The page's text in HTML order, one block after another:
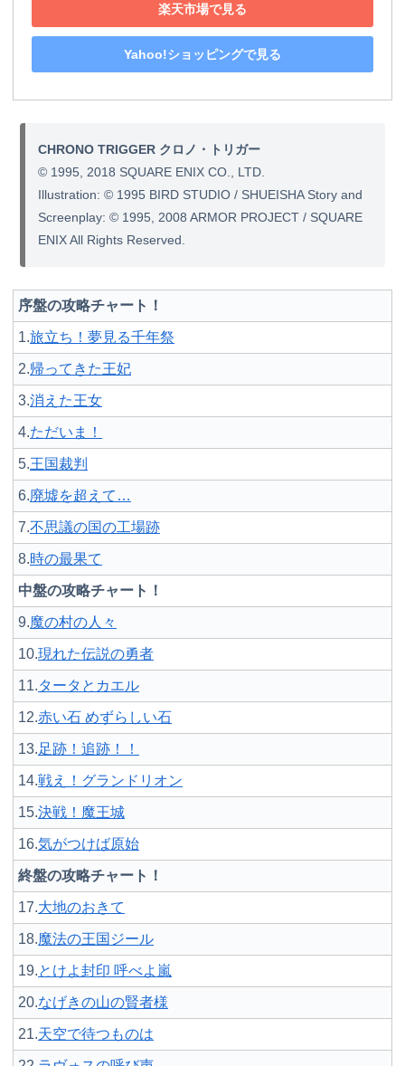
楽天市場で見る
Yahoo!ショッピングで見る
CHRONO TRIGGER クロノ・トリガー
© 1995, 2018 SQUARE ENIX CO., LTD.
Illustration: © 1995 BIRD STUDIO / SHUEISHA Story and
Screenplay: © 1995, 2008 ARMOR PROJECT / SQUARE
ENIX All Rights Reserved.
序盤の攻略チャート！
1.旅立ち！夢見る千年祭
2.帰ってきた王妃
3.消えた王女
4.ただいま！
5.王国裁判
6.廃墟を超えて…
7.不思議の国の工場跡
8.時の最果て
中盤の攻略チャート！
9.魔の村の人々
10.現れた伝説の勇者
11.タータとカエル
12.赤い石 めずらしい石
13.足跡！追跡！！
14.戦え！グランドリオン
15.決戦！魔王城
16.気がつけば原始
終盤の攻略チャート！
17.大地のおきて
18.魔法の王国ジール
19.とけよ封印 呼べよ嵐
20.なげきの山の賢者様
21.天空で待つものは